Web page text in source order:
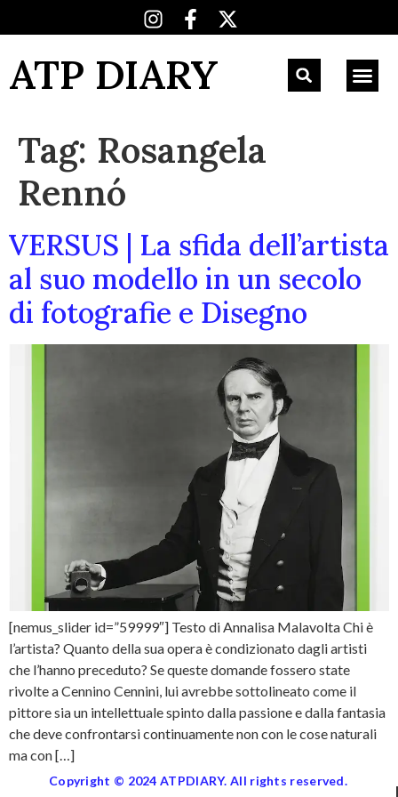
ATP DIARY
Tag: Rosangela
Rennó
VERSUS | La sfida dell’artista
al suo modello in un secolo
di fotografie e Disegno
[nemus_slider id=”59999″] Testo di Annalisa Malavolta Chi è
l’artista? Quanto della sua opera è condizionato dagli artisti
che l’hanno preceduto? Se queste domande fossero state
rivolte a Cennino Cennini, lui avrebbe sottolineato come il
pittore sia un intellettuale spinto dalla passione e dalla fantasia
che deve confrontarsi continuamente non con le cose naturali
ma con […]
Copyright © 2024 ATPDIARY. All rights reserved.